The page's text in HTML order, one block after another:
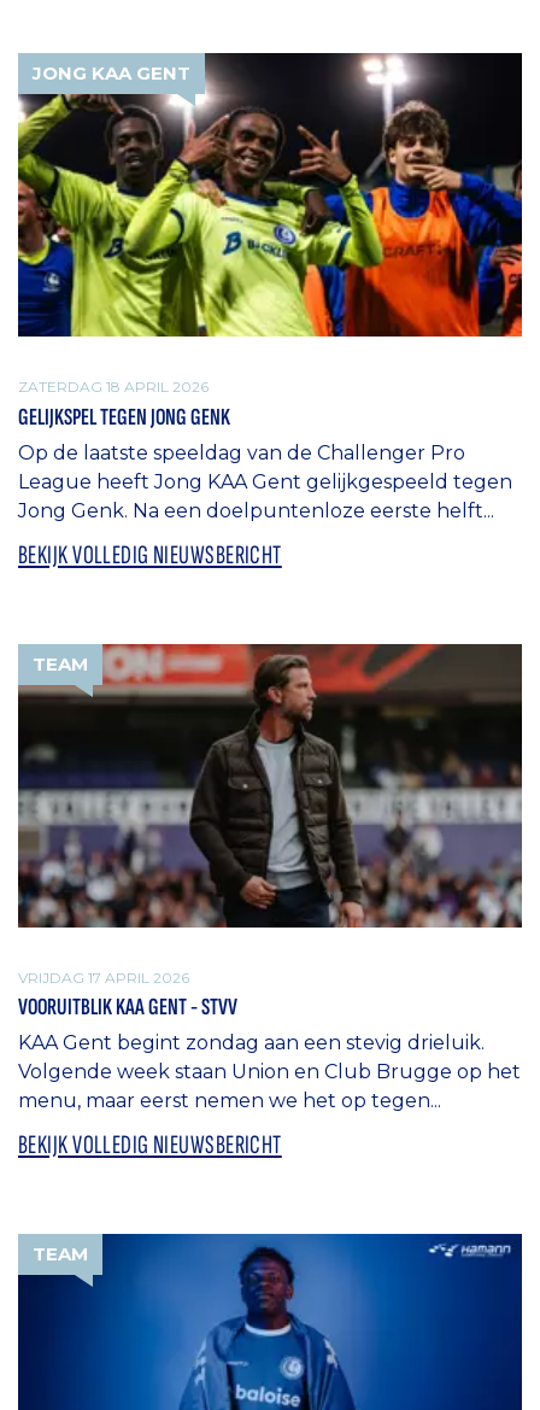
JONG KAA GENT
ZATERDAG 18 APRIL 2026
GELIJKSPEL TEGEN JONG GENK
Op de laatste speeldag van de Challenger Pro
League heeft Jong KAA Gent gelijkgespeeld tegen
Jong Genk. Na een doelpuntenloze eerste helft...
BEKIJK VOLLEDIG NIEUWSBERICHT
TEAM
VRIJDAG 17 APRIL 2026
VOORUITBLIK KAA GENT - STVV
KAA Gent begint zondag aan een stevig drieluik.
Volgende week staan Union en Club Brugge op het
menu, maar eerst nemen we het op tegen...
BEKIJK VOLLEDIG NIEUWSBERICHT
TEAM